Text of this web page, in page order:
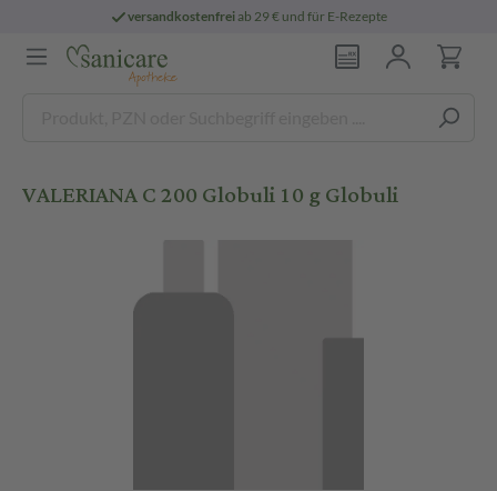
versandkostenfreiab 29 € und für E-Rezepte
VALERIANA C 200 Globuli 10 g Globuli